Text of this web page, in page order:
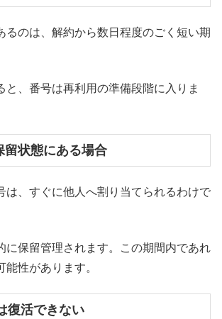
るのは、解約から数日程度のごく短い期
と、番号は再利用の準備段階に入りま
留状態にある場合
は、すぐに他人へ割り当てられるわけで
に保留管理されます。この期間内であれ
性があります。
復活できない